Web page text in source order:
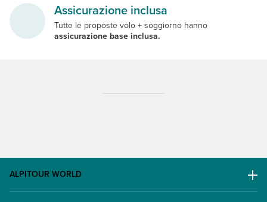
Assicurazione inclusa
Tutte le proposte volo + soggiorno hanno
assicurazione base inclusa.
ALPITOUR WORLD
AWARD